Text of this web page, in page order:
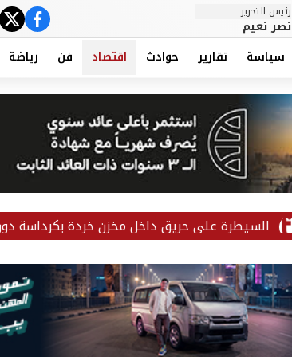
رئيس التحرير
نصر نعيم
سياسة تقارير حوادث اقتصاد فن رياضة
على حريق داخل مخزن خردة بكرداسة دون إصابات